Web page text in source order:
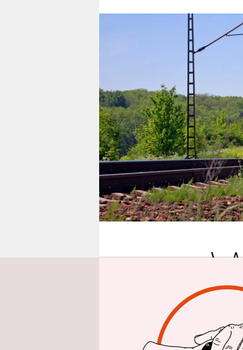
verlag
fragen & hilfe
unterstützen
abo
genossenschaft
epaper login